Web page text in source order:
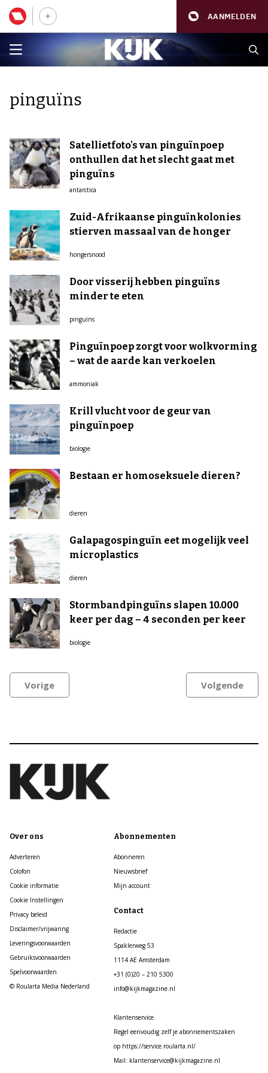
AANMELDEN
pinguïns
Satellietfoto's van pinguïnpoep
onthullen dat het slecht gaat met
pinguïns
antarctica
Zuid-Afrikaanse pinguïnkolonies
stierven massaal van de honger
hongersnood
Door visserij hebben pinguïns
minder te eten
pinguïns
Pinguïnpoep zorgt voor wolkvorming
– wat de aarde kan verkoelen
ammoniak
Krill vlucht voor de geur van
pinguïnpoep
biologie
Bestaan er homoseksuele dieren?
dieren
Galapagospinguïn eet mogelijk veel
microplastics
dieren
Stormbandpinguïns slapen 10.000
keer per dag – 4 seconden per keer
biologie
Vorige Volgende
Over ons
Adverteren
Colofon
Cookie informatie
Cookie Instellingen
Privacy beleid
Disclaimer/vrijwaring
Leveringsvoorwaarden
Gebruiksvoorwaarden
Spelvoorwaarden
© Roularta Media Nederland
Abonnementen
Abonneren
Nieuwsbrief
Mijn account
Contact
Redactie
Spaklerweg 53
1114 AE Amsterdam
+31 (0)20 – 210 5300
info@kijkmagazine.nl
Klantenservice
Regel eenvoudig zelf je abonnementszaken
op https://service.roularta.nl/
Mail: klantenservice@kijkmagazine.nl